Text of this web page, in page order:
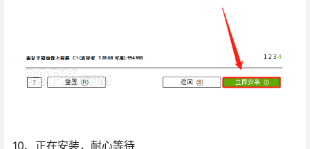
10、正在安装，耐心等待